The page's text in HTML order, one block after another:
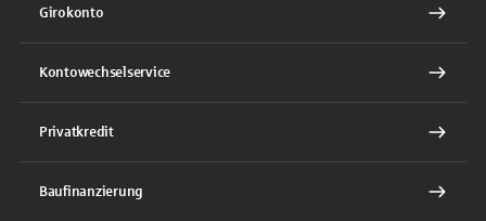
Girokonto
Kontowechselservice
Privatkredit
Baufinanzierung